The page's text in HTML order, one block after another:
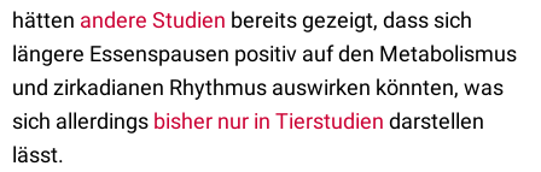
hätten andere Studien bereits gezeigt, dass sich
längere Essenspausen positiv auf den Metabolismus
und zirkadianen Rhythmus auswirken könnten, was
sich allerdings bisher nur in Tierstudien darstellen
lässt.